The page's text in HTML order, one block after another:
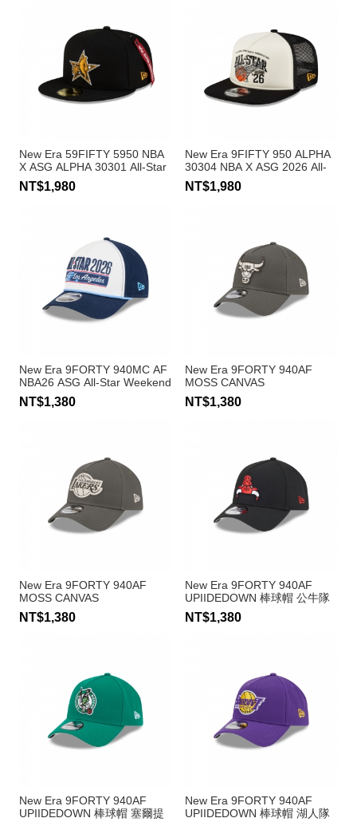
New Era 59FIFTY 5950 NBA
X ASG ALPHA 30301 All-Star
Weekend 棒球帽
NT$1,980
New Era 9FIFTY 950 ALPHA
30304 NBA X ASG 2026 All-
Star Weekend 棒球帽
NT$1,980
New Era 9FORTY 940MC AF
NBA26 ASG All-Star Weekend
棒球帽
NT$1,380
New Era 9FORTY 940AF
MOSS CANVAS
CHAINSTITCHING 棒球帽 公
牛隊
NT$1,380
New Era 9FORTY 940AF
MOSS CANVAS
CHAINSTITCHING 棒球帽 湖
人隊
NT$1,380
New Era 9FORTY 940AF
UPIIDEDOWN 棒球帽 公牛隊
NT$1,380
New Era 9FORTY 940AF
UPIIDEDOWN 棒球帽 塞爾提
New Era 9FORTY 940AF
UPIIDEDOWN 棒球帽 湖人隊